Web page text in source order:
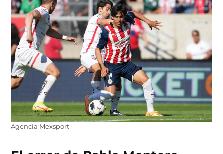
Agencia Mexsport